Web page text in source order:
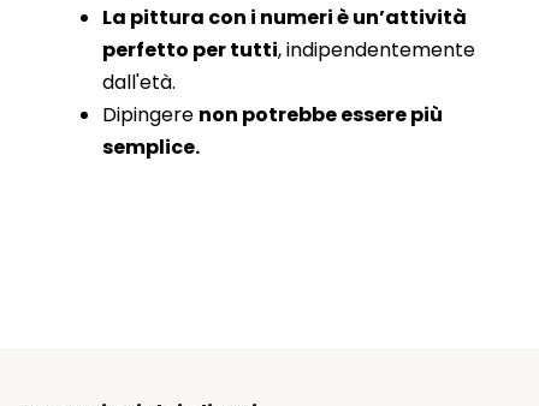
La pittura con i numeri è un’attività
perfetto per tutti, indipendentemente
dall'età.
Dipingere non potrebbe essere più
semplice.